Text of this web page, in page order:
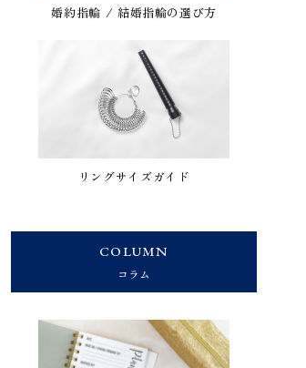
婚約指輪 / 結婚指輪の選び方
リングサイズガイド
COLUMN
コラム